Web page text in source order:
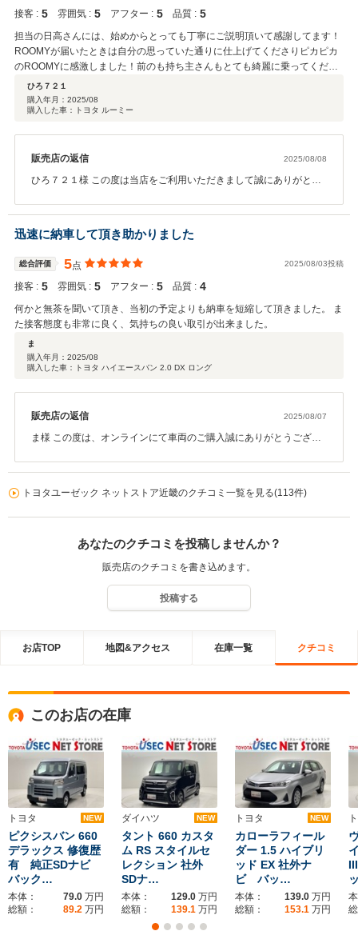
接客 : 5 雰囲気 : 5 アフター : 5 品質 : 5
担当の日高さんには、始めからとっても丁寧にご説明頂いて感謝してます！
ROOMYが届いたときは自分の思っていた通りに仕上げてくださりピカピカ
のROOMYに感激しました！前のも持ち主さんもとても綺麗に乗ってくださ
ってたこともわかり、さすがTOYOTAのディーラーさんだなって思いまし
た！ 自分もこれから綺麗に相棒として活用していきたいと思います！ありが
とうございました！
ひろ７２１
購入年月： 2025/08
購入した車：トヨタ ルーミー
販売店の返信 2025/08/08
ひろ７２１様 この度は当店をご利用いただきまして誠にありがとう
ポートさせていただきますので、 よろしくお願いいたします。
迅速に納車して頂き助かりました
総合評価 5点 2025/08/03投稿
接客 : 5 雰囲気 : 5 アフター : 5 品質 : 4
何かと無茶を聞いて頂き、当初の予定よりも納車を短縮して頂きました。 ま
た接客態度も非常に良く、気持ちの良い取引が出来ました。
ま
購入年月： 2025/08
購入した車：トヨタ ハイエースバン 2.0 DX ロング
販売店の返信 2025/08/07
ま様 この度は、オンラインにて車両のご購入誠にありがとうござい
なと店にもお立ち寄りくださいませ。 最後に、このようなコメン
トヨタユーゼック ネットストア近畿のクチコミ一覧を見る(113件)
あなたのクチコミを投稿しませんか？
販売店のクチコミを書き込めます。
投稿する
お店TOP 地図&アクセス 在庫一覧 クチコミ
このお店の在庫
トヨタ NEW
ピクシスバン 660
デラックス 修復歴
有 純正SDナビ
バック…
本体： 79.0 万円
総額：
89.2 万円
ダイハツ NEW
タント 660 カスタ
ム RS スタイルセ
レクション 社外
SDナ…
本体： 129.0 万円
総額：
139.1 万円
トヨタ NEW
カローラフィール
ダー 1.5 ハイブリ
ッド EX 社外ナ
ビ バッ…
本体： 139.0 万円
総額：
153.1 万円